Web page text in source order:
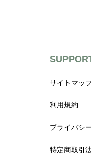
サイトマッ
利用規約
プライバシ
特定商取引